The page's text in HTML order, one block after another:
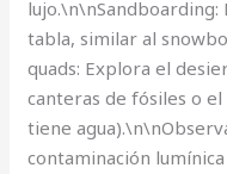
lujo.\n\nSandboarding:
tabla, similar al
quads: Explora el
canteras de fósiles o
tiene
contaminación